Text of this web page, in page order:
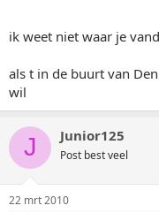
ik weet niet waar je
als t in de buurt van
wil
J Junior125
Post best veel
22 mrt 2010